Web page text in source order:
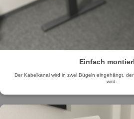
Einfach
Der Kabelkanal wird in zwei Bügeln eingehängt,
wird.